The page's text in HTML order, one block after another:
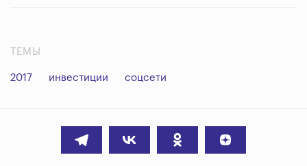
ТЕМЫ
2017 инвестиции соцсети